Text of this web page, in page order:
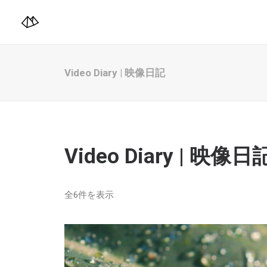
Video Diary | 映像日記
Video Diary | 映像日
全6件を表示